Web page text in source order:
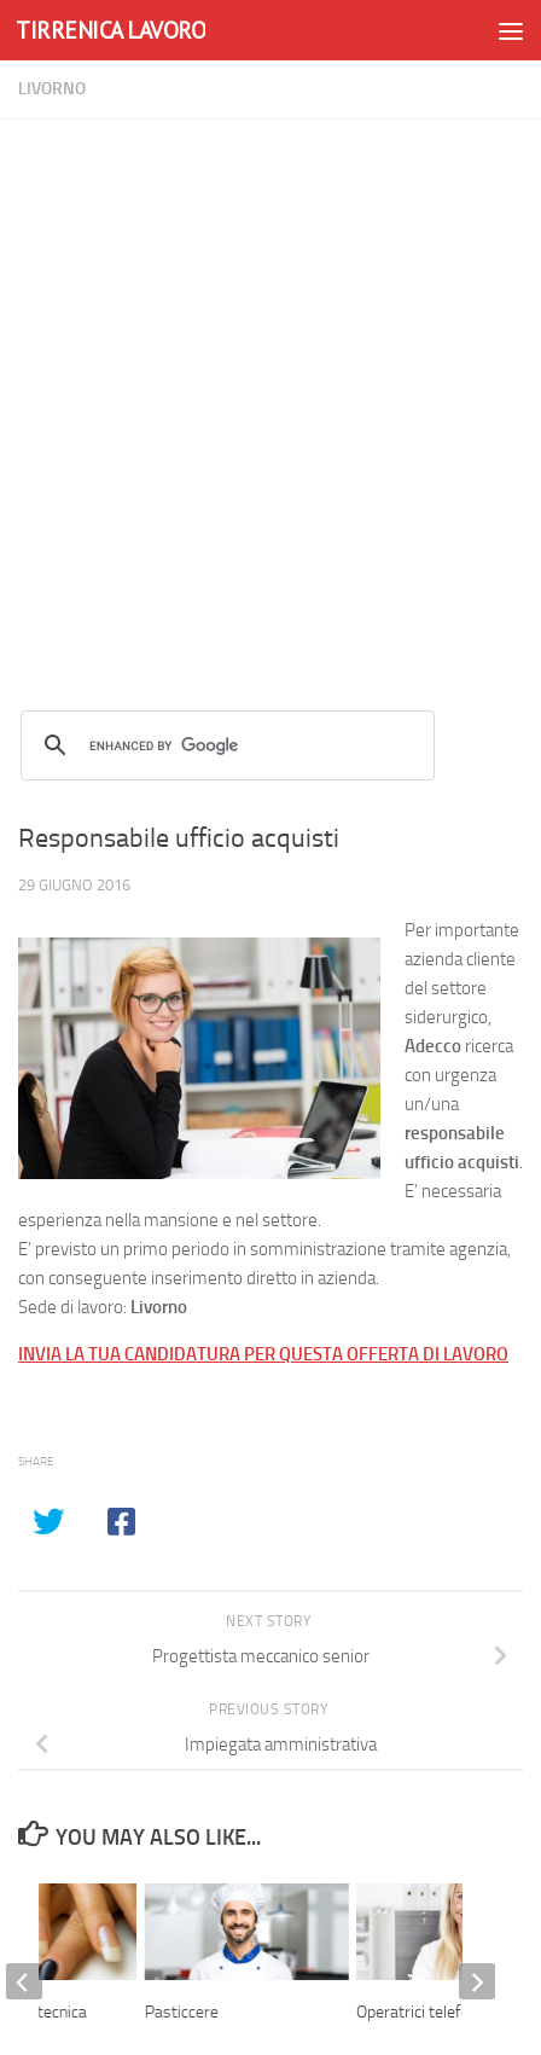
Skip to content
TIRRENICA LAVORO
LIVORNO
Responsabile ufficio acquisti
29 GIUGNO 2016
Per importante
azienda cliente
del settore
siderurgico,
Adecco ricerca
con urgenza
un/una
responsabile
ufficio acquisti.
E’ necessaria
esperienza nella mansione e nel settore.
E’ previsto un primo periodo in somministrazione tramite agenzia,
con conseguente inserimento diretto in azienda.
Sede di lavoro: Livorno
INVIA LA TUA CANDIDATURA PER QUESTA OFFERTA DI LAVORO
SHARE
NEXT STORY
Progettista meccanico senior
PREVIOUS STORY
Impiegata amministrativa
YOU MAY ALSO LIKE...
Pasticcere Operatrici telefoniche